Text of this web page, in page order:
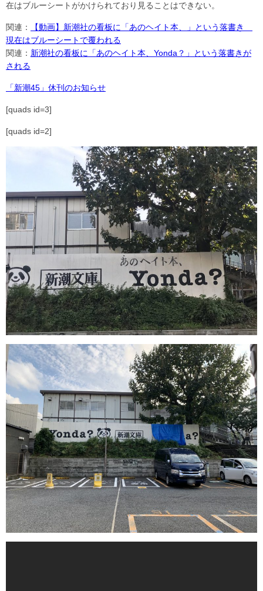
在はブルーシートがかけられており見ることはできない。
関連：
【動画】新潮社の看板に「あのヘイト本、」という落書き
現在はブルーシートで覆われる
関連： 新潮社の看板に「あのヘイト本、Yonda？」という落書きが
される
「新潮45」休刊のお知らせ
[quads id=3]
[quads id=2]